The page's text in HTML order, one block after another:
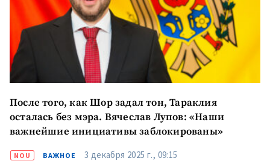
После того, как Шор задал тон, Тараклия
осталась без мэра. Вячеслав Лупов: «Наши
важнейшие инициативы заблокированы»
NOU ВАЖНОЕ 3 декабря 2025 г., 09:15